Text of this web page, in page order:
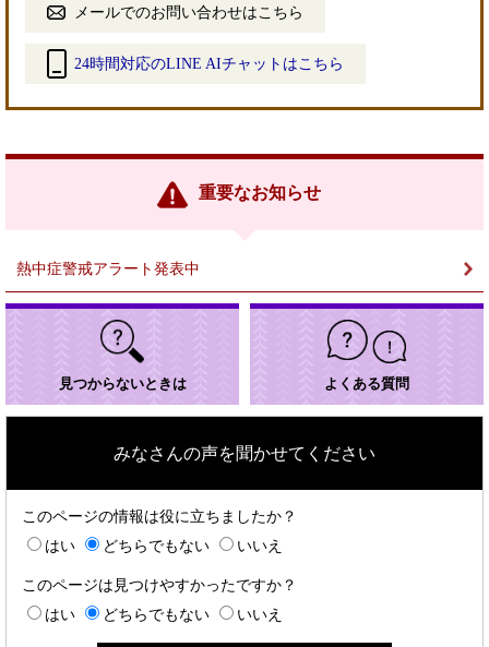
メールでのお問い合わせはこちら
24時間対応のLINE AIチャットはこちら
リ
重要なお知らせ
熱中症警戒アラート発表中
見つからないときは よくある質問
みなさんの声を聞かせてください
このページの情報は役に立ちましたか？
はい
どちらでもない いいえ
このページは見つけやすかったですか？
はい
どちらでもない いいえ